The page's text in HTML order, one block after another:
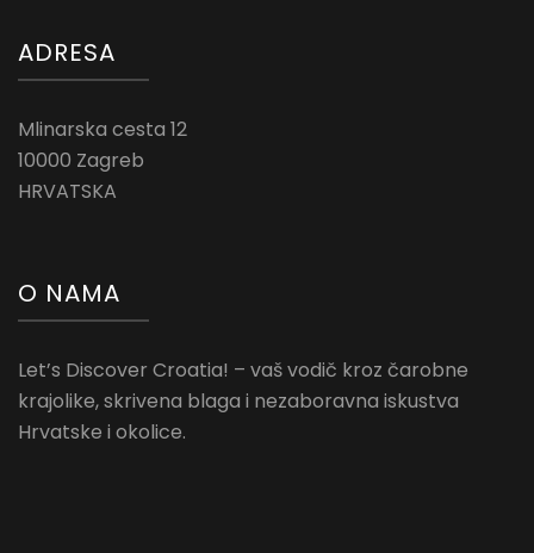
ADRESA
Mlinarska cesta 12
10000 Zagreb
HRVATSKA
O NAMA
Let’s Discover Croatia! – vaš vodič kroz čarobne
krajolike, skrivena blaga i nezaboravna iskustva
Hrvatske i okolice.